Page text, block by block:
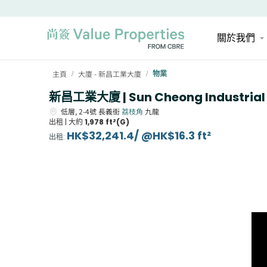
關於我們
主頁 / 大廈 - 新昌工業大廈 / 物業
新昌工業大廈 | Sun Cheong
低層,2-4號長義街荔枝角 九龍
出租 | 大約 1,978 ft²(G)
出租: HK$32,241.4/ @HK$16.3 ft²